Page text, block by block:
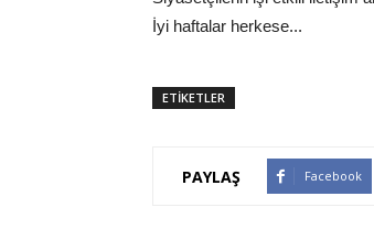
İyi haftalar herkese...
ETİKETLER
PAYLAŞ Facebook